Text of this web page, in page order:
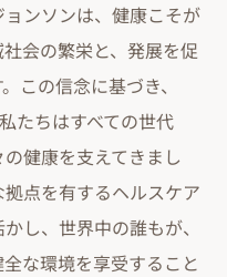
ンソンは、健康こそが
会の繁栄と、発展を促
この信念に基づき、
たちはすべての世代
健康を支えてきまし
点を有するヘルスケア
し、世界中の誰もが、
な環境を享受すること